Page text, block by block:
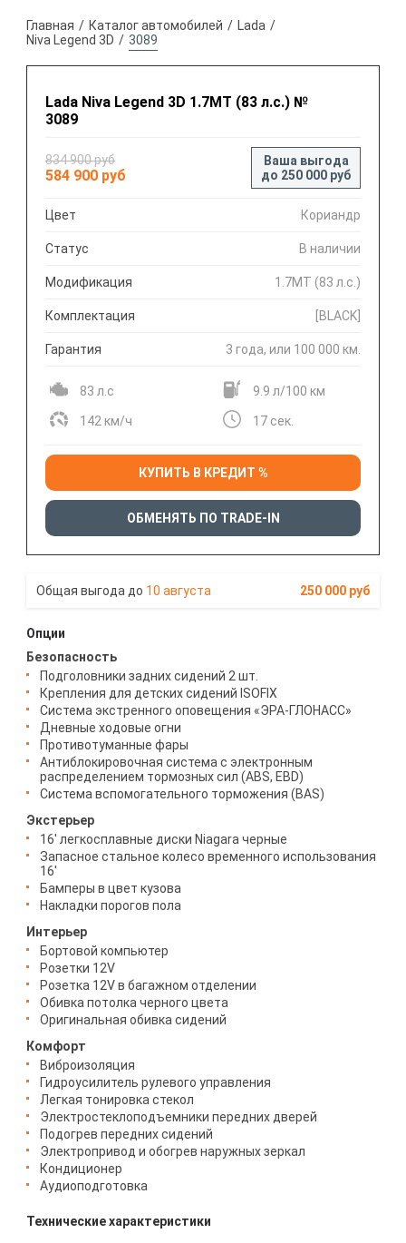
Главная Каталог автомобилей
Lada
Niva Legend 3D
3089
Lada Niva Legend 3D 1.7МТ (83 л.с.) №
3089
834 900 руб
584 900 руб
Ваша выгода
до 250 000 руб
Цвет Кориандр
Статус В наличии
Модификация 1.7МТ (83 л.с.)
Комплектация [BLACK]
Гарантия 3 года, или 100 000 км.
83 л.с 9.9 л/100 км
142 км/ч 17 сек.
КУПИТЬ В КРЕДИТ %
ОБМЕНЯТЬ ПО TRADE-IN
10 августа 250 000 руб
Опции
Безопасность
Подголовники задних сидений 2 шт.
Крепления для детских сидений ISOFIX
Система экстренного оповещения «ЭРА-ГЛОНАСС»
Дневные ходовые огни
Противотуманные фары
Антиблокировочная система с электронным
распределением тормозных сил (ABS, EBD)
Система вспомогательного торможения (BAS)
Экстерьер
16' легкосплавные диски Niagara черные
Запасное стальное колесо временного использования
16'
Бамперы в цвет кузова
Накладки порогов пола
Интерьер
Бортовой компьютер
Розетки 12V
Розетка 12V в багажном отделении
Обивка потолка черного цвета
Оригинальная обивка сидений
Комфорт
Виброизоляция
Гидроусилитель рулевого управления
Легкая тонировка стекол
Электростеклоподъемники передних дверей
Подогрев передних сидений
Электропривод и обогрев наружных зеркал
Кондиционер
Аудиоподготовка
Технические характеристики